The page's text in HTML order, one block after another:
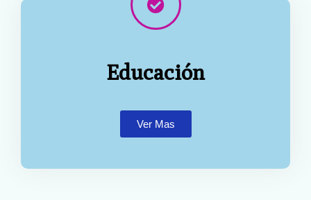
Educación
Ver Mas